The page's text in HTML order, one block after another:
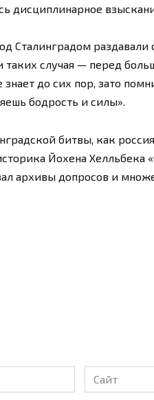
дисциплинарное
Сталинградом раздавали
таких случая — перед
знает до сих пор, зато
бодрость и силы».
битвы, как
Йохена Хелльбека
архивы допросов и
Сайт